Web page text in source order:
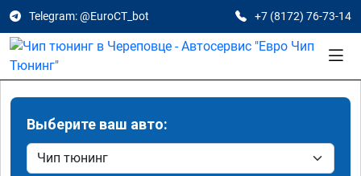
Telegram: @EuroCT_bot +7 (8172) 76-73-14
Выберите ваш авто: